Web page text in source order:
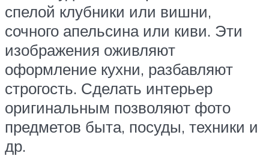
спелой клубники или вишни,
сочного апельсина или киви. Эти
изображения оживляют
оформление кухни, разбавляют
строгость. Сделать интерьер
оригинальным позволяют фото
предметов быта, посуды, техники и
др.